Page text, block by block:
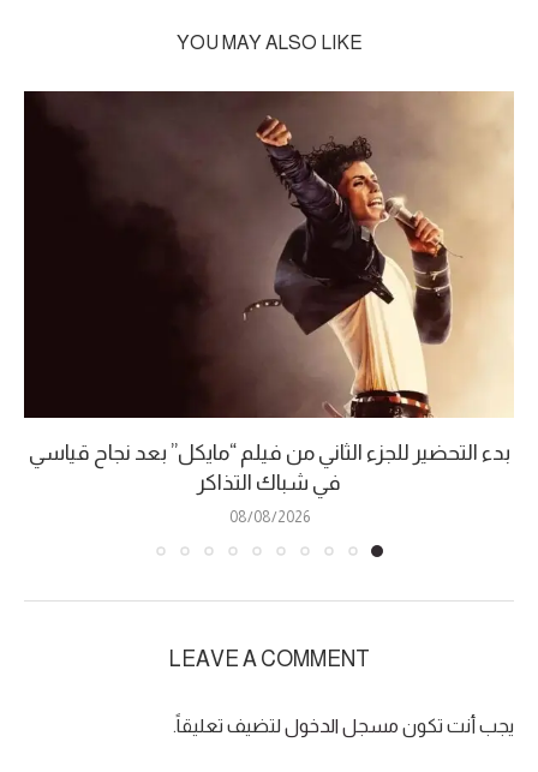
YOU MAY ALSO LIKE
بدء التحضير للجزء الثاني من فيلم “مايكل” بعد نجاح قياسي
في شباك التذاكر
08/08/2026
LEAVE A COMMENT
يجب أنت تكون مسجل الدخول لتضيف تعليقاً.